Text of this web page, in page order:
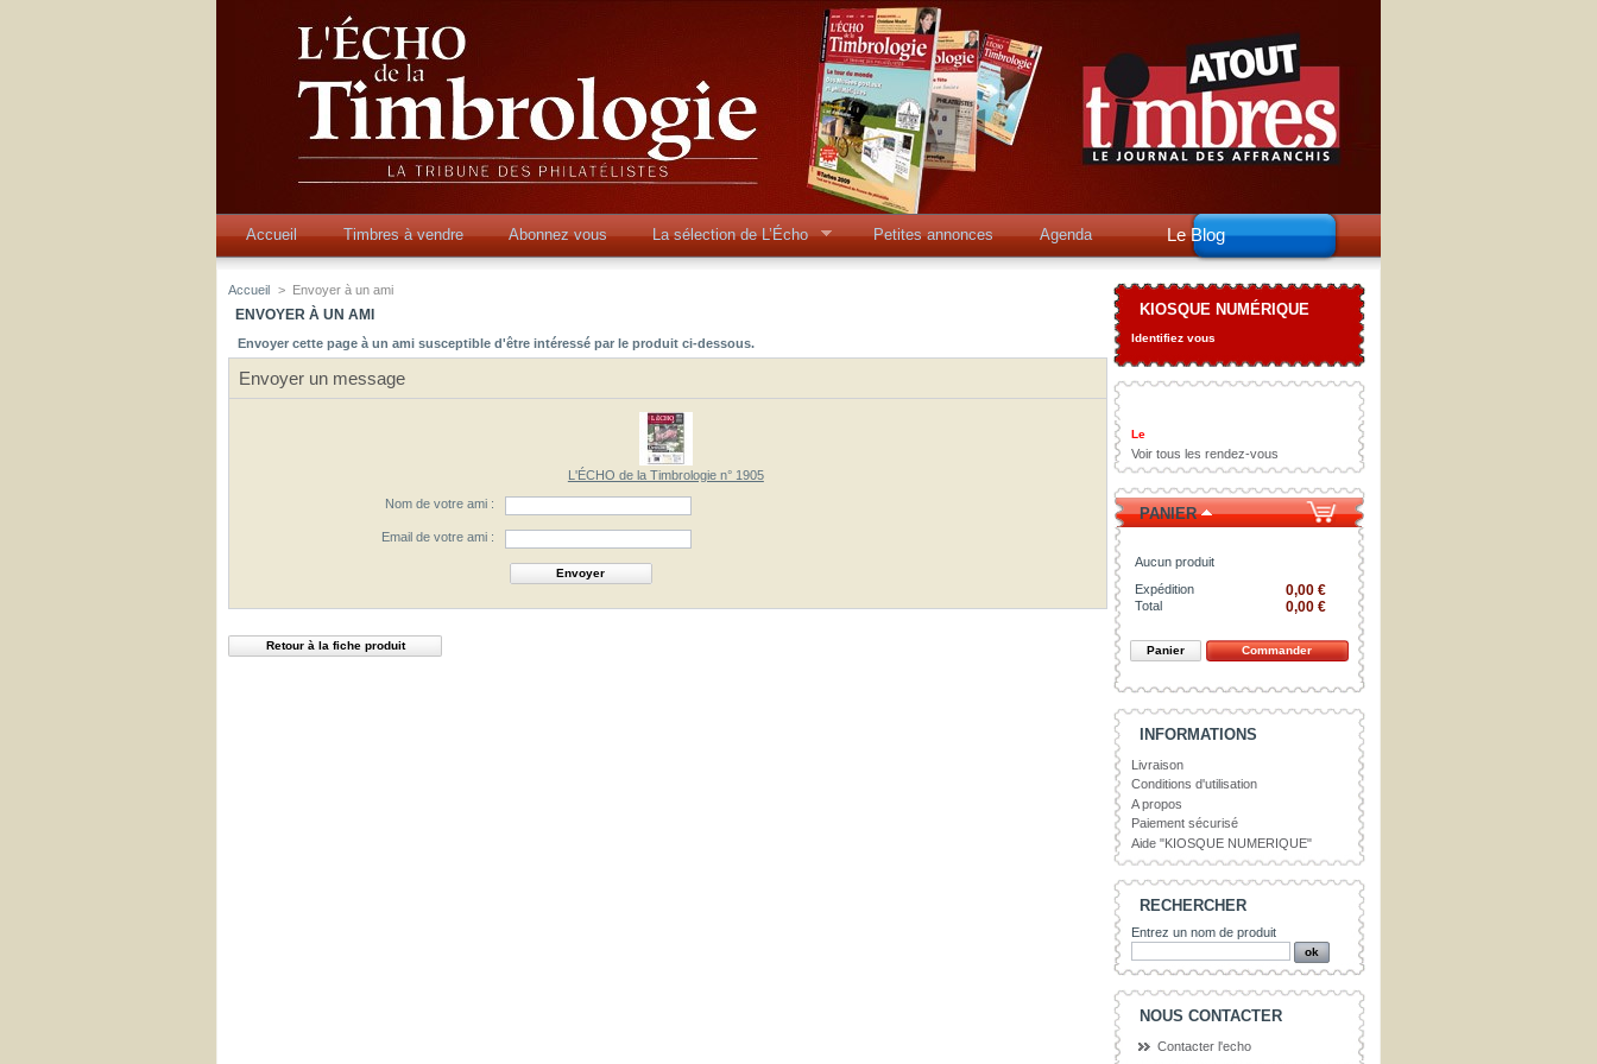
Accueil Timbres à vendre Abonnez vous La sélection de L’Écho Petites annonces Agenda Le Blog
Accueil > Envoyer à un ami
ENVOYER À UN AMI
Envoyer cette page à un ami susceptible d'être intéressé par le produit ci-dessous.
Envoyer un message
L'ÉCHO de la Timbrologie n° 1905
Nom de votre ami :
Email de votre ami :
Retour à la fiche produit
KIOSQUE NUMÉRIQUE
Identifiez vous
Le
Voir tous les rendez-vous
PANIER
Aucun produit
Expédition
0,00 €
Total 0,00 €
Panier Commander
INFORMATIONS
Livraison
Conditions d'utilisation
A propos
Paiement sécurisé
Aide "KIOSQUE NUMERIQUE"
RECHERCHER
Entrez un nom de produit
NOUS CONTACTER
Contacter l'echo